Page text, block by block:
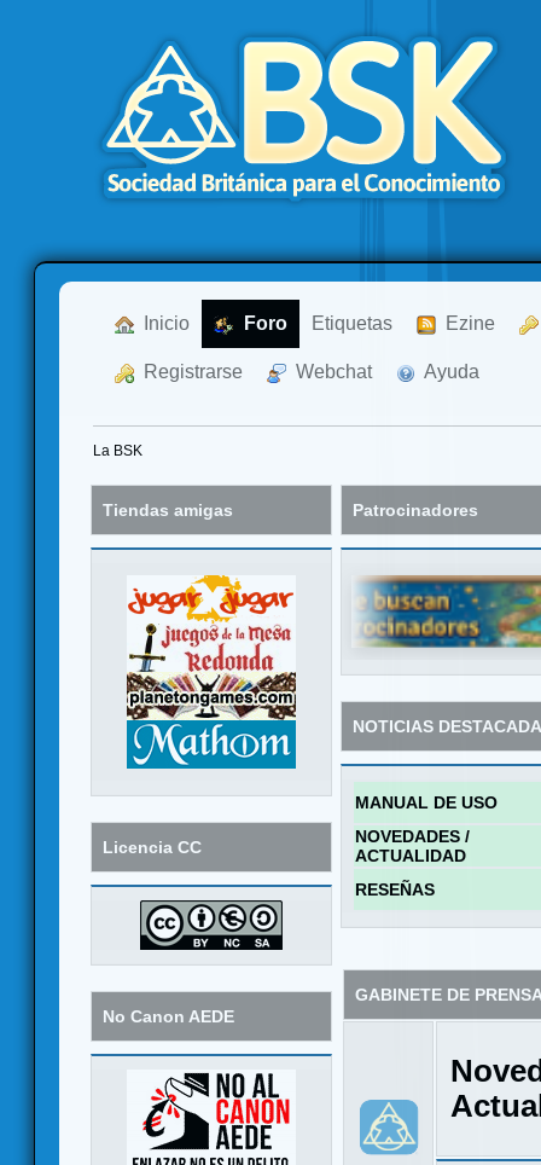
Inicio Foro Etiquetas Ezine
Registrarse Webchat Ayuda
La BSK
Tiendas amigas
Licencia CC
No Canon AEDE
Patrocinadores
NOTICIAS
MANUAL DE USO
NOVEDADES /
ACTUALIDAD
RESEÑAS
GABINETE DE